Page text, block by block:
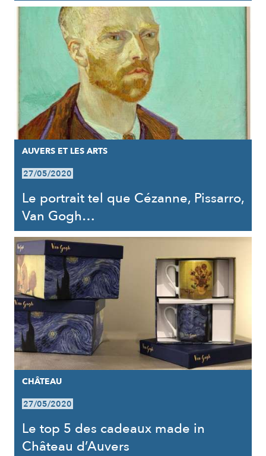
AUVERS ET LES ARTS
27/05/2020
Le portrait tel que Cézanne, Pissarro,
Van Gogh…
CHÂTEAU
27/05/2020
Le top 5 des cadeaux made in
Château d’Auvers